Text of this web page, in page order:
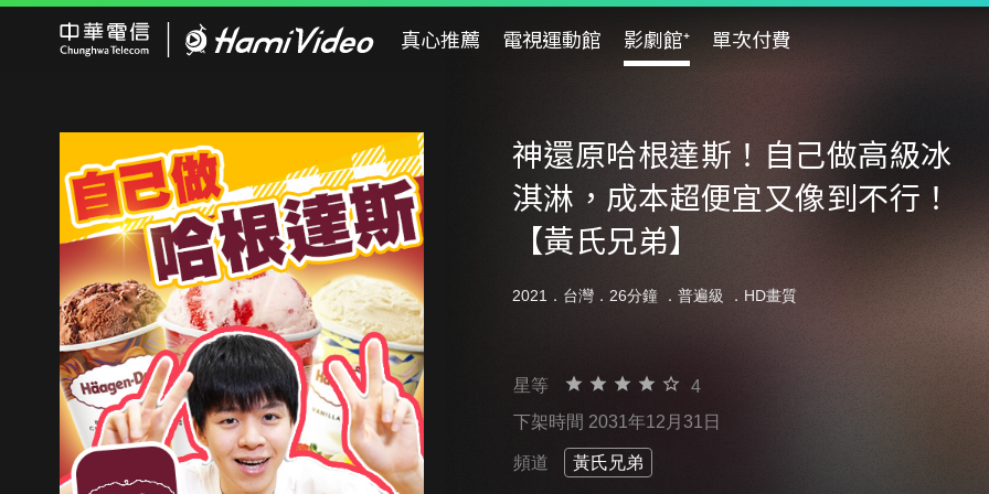
真心推薦 電視運動館 影劇館⁺ 單次付費
神還原哈根達斯！自己做高級冰
淇淋，成本超便宜又像到不行！
【黃氏兄弟】
2021．台灣．26分鐘 ． 普遍級 ．HD畫質
星等
4
下架時間 2031年12月31日
頻道 黃氏兄弟